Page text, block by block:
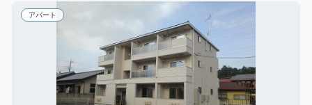
アパート